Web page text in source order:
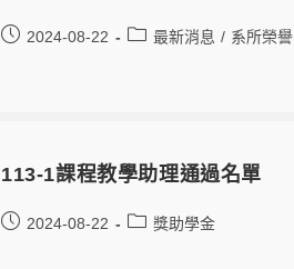
2024-08-22 最新消息 / 系所榮譽
113-1課程教學助理通過名單
2024-08-22 獎助學金